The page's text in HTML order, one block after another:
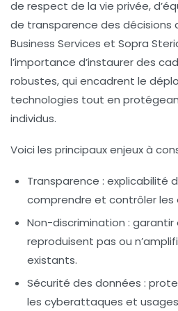
de respect de la vie privée,
de transparence des décisions
Business Services et Sopra
l’importance d’instaurer des
robustes, qui encadrent le
technologies tout en
individus.
Voici les principaux enjeux à
Transparence : explicabilité
comprendre et contrôler les
Non-discrimination : garantir
reproduisent pas ou
existants.
Sécurité des données :
les cyberattaques et